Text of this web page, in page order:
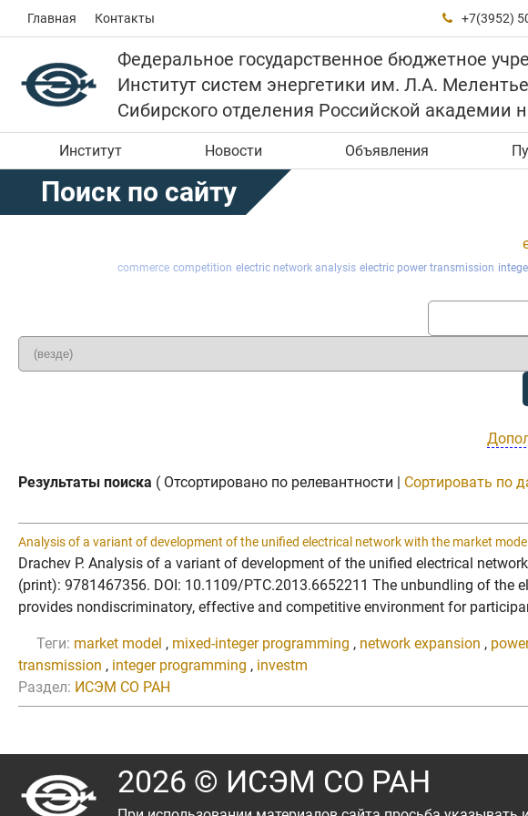
Главная Контакты  +7(3952)
Федеральное государственное бюджетное
Институт систем энергетики им. Л.А.
Сибирского отделения Российской академии
Институт Новости Объявления
Поиск по сайту
commerce competition electric network analysis electric power transmission
Результаты поиска ( Отсортировано по релевантности | Сортировать по
Analysis of a variant of development of the unified electrical network with the market model
Drachev P. Analysis of a variant of development of the unified electrical
(print): 9781467356. DOI: 10.1109/PTC.2013.6652211 The unbundling of
provides nondiscriminatory, effective and competitive environment for
Теги: market model , mixed-integer programming , network expansion ,
transmission , integer programming , investm
Раздел: ИСЭМ СО РАН
2026 © ИСЭМ СО РАН